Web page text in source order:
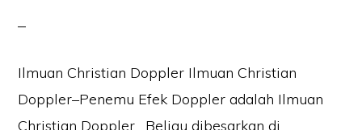
Ilmuan Christian Doppler Ilmuan Christian
Doppler–Penemu Efek Doppler adalah Ilmuan
Christian Doppler . Beliau dibesarkan di